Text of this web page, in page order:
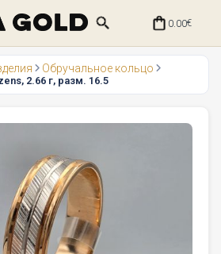
0.00€
Обручальное кольцо
2.66 г, разм. 16.5